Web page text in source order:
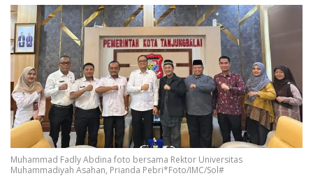
Muhammad Fadly Abdina foto bersama Rektor Universitas
Muhammadiyah Asahan, Prianda Pebri*Foto/IMC/Sol#